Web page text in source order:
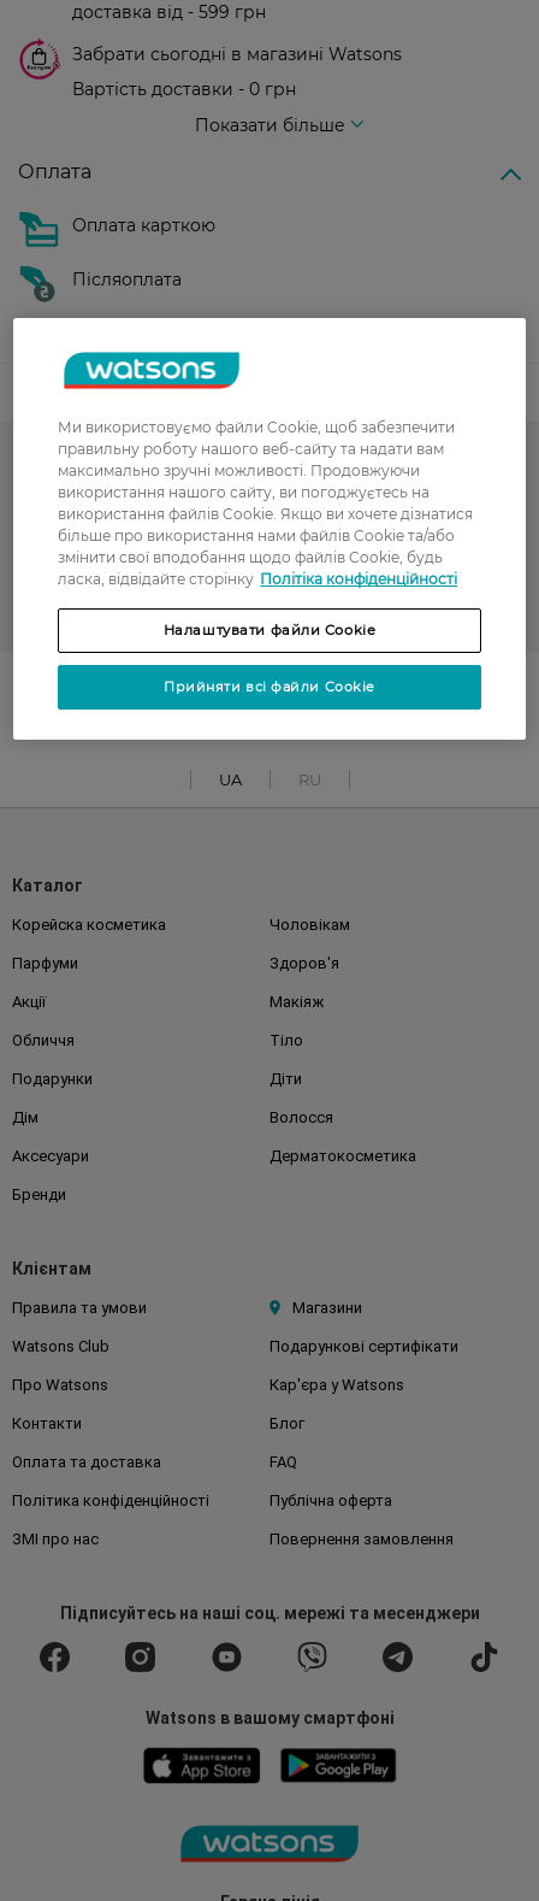
доставка від - 599 грн
Забрати сьогодні в магазині Watsons
Вартість доставки - 0 грн
Показати більше
Оплата
Оплата карткою
Післяоплата
Код товару
Подарункова упаковка
Конверти
РОЗПРОДАЖ
GLOSS and STYLE
Поділитись із друзями
UA RU
Каталог
Корейска косметика Чоловікам
Парфуми Здоров'я
Акції Макіяж
Обличчя Тіло
Подарунки Діти
Дім Волосся
Аксесуари Дерматокосметика
Бренди
Клієнтам
Правила та умови Магазини
Watsons Club Подарункові сертифікати
Про Watsons Кар'єра у Watsons
Контакти Блог
Оплата та доставка FAQ
Політика конфіденційності Публічна оферта
ЗМІ про нас Повернення замовлення
Підписуйтесьна наші соц. мережі та месенджери
Watsons в вашому смартфоні
Ми використовуємо файли Cookie, щоб забезпечити
правильну роботу нашого веб-сайту та надати вам
максимально зручні можливості. Продовжуючи
використання нашого сайту, ви погоджуєтесь на
використання файлів Cookie. Якщо ви хочете дізнатися
більше про використання нами файлів Cookie та/або
змінити свої вподобання щодо файлів Cookie, будь
ласка, відвідайте сторінку Політіка конфіденційності
Налаштувати файли Cookie
Прийняти всі файли Cookie